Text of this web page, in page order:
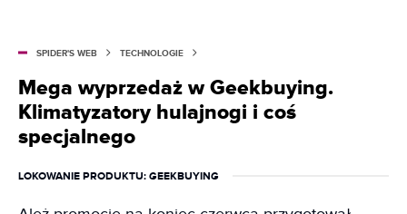
SPIDER'S WEB TECHNOLOGIE
Mega wyprzedaż w Geekbuying.
Klimatyzatory hulajnogi i coś
specjalnego
LOKOWANIE PRODUKTU: GEEKBUYING